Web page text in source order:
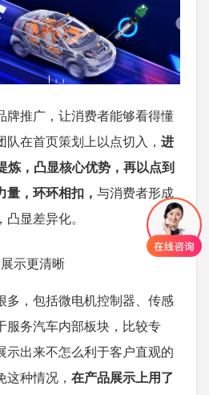
牌推广，让消费者能够看得懂
在首页策划上以点切入， 进
炼，凸显核心优势，再以点到
量，环环相扣， 与消费者形成
显差异化。
示更清晰
多，包括微电机控制器、传感
服务汽车内部板块，比较专
示出来不怎么利于客户直观的
种情况， 在产品展示上用了